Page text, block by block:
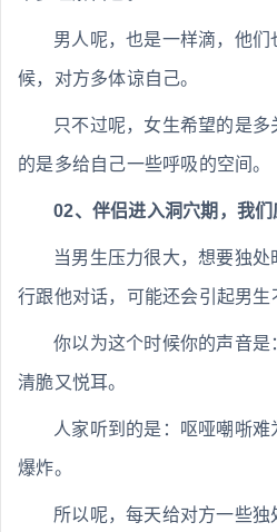
男人呢，也是一样滴，他
候，对方多体谅自己。
只不过呢，女生希望的是
的是多给自己一些呼吸的空间。
02、伴侣进入洞穴期，我们
当男生压力很大，想要独
行跟他对话，可能还会引起男生
你以为这个时候你的声音
清脆又悦耳。
人家听到的是：呕哑嘲哳
爆炸。
所以呢，每天给对方一些